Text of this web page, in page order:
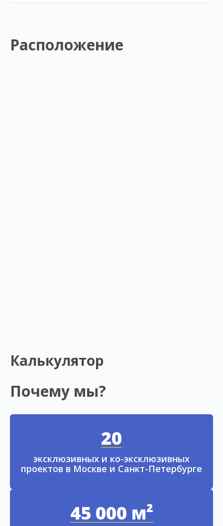
Расположение
Калькулятор
Почему мы?
20
эксклюзивных и ко-эксклюзивных
проектов в Москве и Санкт-Петербурге
45 000 м²